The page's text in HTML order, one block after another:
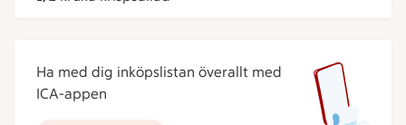
Ha med dig inköpslistan överallt med
ICA-appen